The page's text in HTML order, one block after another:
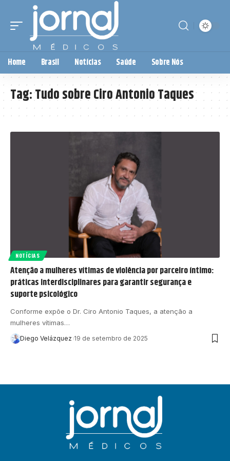
Home Brasil Notícias Saúde Sobre Nós
Tag:Tudo sobre Ciro Antonio Taques
NOTÍCIAS
Atenção a mulheres vítimas de violência por parceiro íntimo:
práticas interdisciplinares para garantir segurança e
suporte psicológico
Conforme expõe o Dr. Ciro Antonio Taques, a atenção a
mulheres vítimas…
Diego Velázquez 19 de setembro de 2025